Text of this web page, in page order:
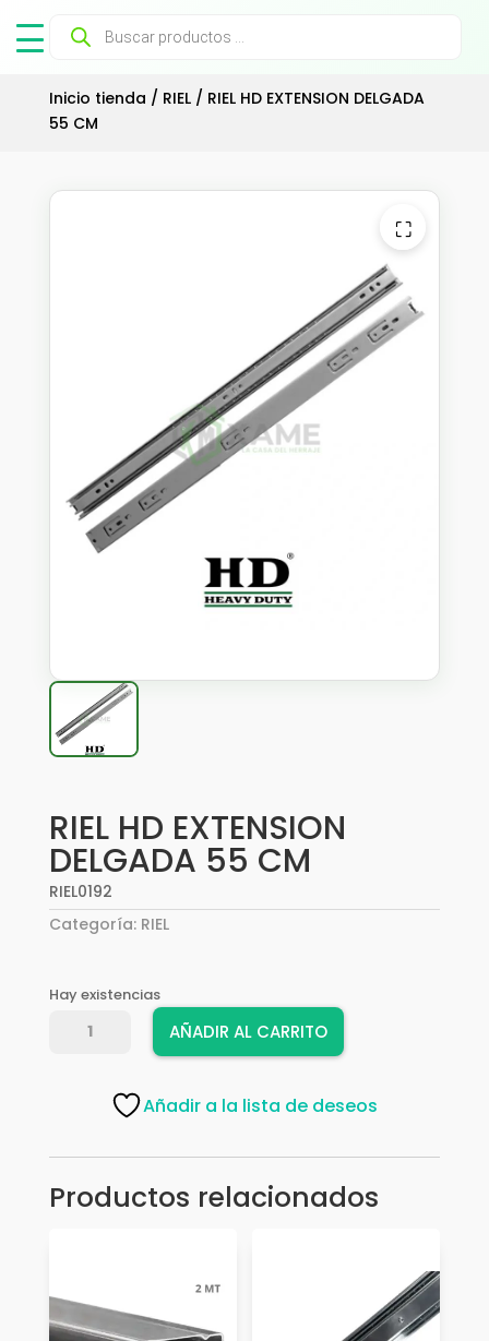
Búsqueda
productos
Inicio tienda / RIEL/ RIEL HD EXTENSION DELGADA
55 CM
⛶
RIEL HD EXTENSION
DELGADA 55 CM
RIEL0192
Categoría: RIEL
Hay existencias
DELGADA
AÑADIR AL CARRITO
Añadir a la lista de deseos
Productos relacionados